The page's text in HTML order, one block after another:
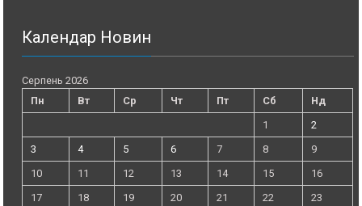
Календар Новин
Серпень 2026
Пн
Вт Ср Чт Пт Сб
Нд
1
2
3
4 5 6 7 8
9
10
11 12 13 14 15
16
17
18 19 20 21 22 23